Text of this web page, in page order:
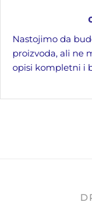
Nastojimo da
proizvoda, ali ne
opisi kompletni i